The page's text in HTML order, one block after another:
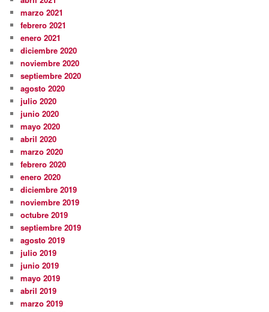
marzo 2021
febrero 2021
enero 2021
diciembre 2020
noviembre 2020
septiembre 2020
agosto 2020
julio 2020
junio 2020
mayo 2020
abril 2020
marzo 2020
febrero 2020
enero 2020
diciembre 2019
noviembre 2019
octubre 2019
septiembre 2019
agosto 2019
julio 2019
junio 2019
mayo 2019
abril 2019
marzo 2019